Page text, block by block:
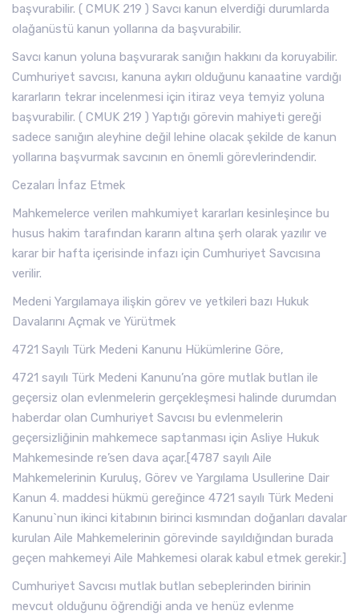
başvurabilir. ( CMUK 219 ) Savcı kanun elverdiği durumlarda
olağanüstü kanun yollarına da başvurabilir.
Savcı kanun yoluna başvurarak sanığın hakkını da koruyabilir.
Cumhuriyet savcısı, kanuna aykırı olduğunu kanaatine vardığı
kararların tekrar incelenmesi için itiraz veya temyiz yoluna
başvurabilir. ( CMUK 219 ) Yaptığı görevin mahiyeti gereği
sadece sanığın aleyhine değil lehine olacak şekilde de kanun
yollarına başvurmak savcının en önemli görevlerindendir.
Cezaları İnfaz Etmek
Mahkemelerce verilen mahkumiyet kararları kesinleşince bu
husus hakim tarafından kararın altına şerh olarak yazılır ve
karar bir hafta içerisinde infazı için Cumhuriyet Savcısına
verilir.
Medeni Yargılamaya ilişkin görev ve yetkileri bazı Hukuk
Davalarını Açmak ve Yürütmek
4721 Sayılı Türk Medeni Kanunu Hükümlerine Göre,
4721 sayılı Türk Medeni Kanunu’na göre mutlak butlan ile
geçersiz olan evlenmelerin gerçekleşmesi halinde durumdan
haberdar olan Cumhuriyet Savcısı bu evlenmelerin
geçersizliğinin mahkemece saptanması için Asliye Hukuk
Mahkemesinde re’sen dava açar.[4787 sayılı Aile
Mahkemelerinin Kuruluş, Görev ve Yargılama Usullerine Dair
Kanun 4. maddesi hükmü gereğince 4721 sayılı Türk Medeni
Kanunu`nun ikinci kitabının birinci kısmından doğanları davalar
kurulan Aile Mahkemelerinin görevinde sayıldığından burada
geçen mahkemeyi Aile Mahkemesi olarak kabul etmek gerekir.]
Cumhuriyet Savcısı mutlak butlan sebeplerinden birinin
mevcut olduğunu öğrendiği anda ve henüz evlenme